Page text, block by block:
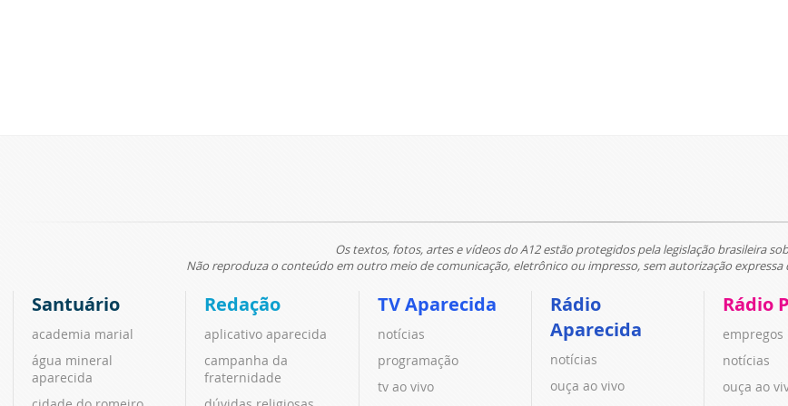
Os textos, fotos, artes e vídeos do A12 estão protegidos pela legislação brasileira
Não reproduza o conteúdo em outro meio de comunicação, eletrônico ou impresso, sem autorização
Santuário
academia marial
água mineral
aparecida
Redação
aplicativo aparecida
campanha da
fraternidade
TV Aparecida
notícias
programação
tv ao vivo
Rádio
Aparecida
notícias
ouça ao vivo
Rádio
empregos
notícias
ouça ao